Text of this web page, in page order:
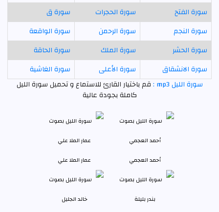
سورة الفتح
سورة الحجرات
سورة ق
سورة النجم
سورة الرحمن
سورة الواقعة
سورة الحشر
سورة الملك
سورة الحاقة
سورة الانشقاق
سورة الأعلى
سورة الغاشية
سورة الليل mp3 :
قم باختيار القارئ للاستماع و تحميل سورة الليل
كاملة بجودة عالية
أحمد العجمي عمار الملا علي